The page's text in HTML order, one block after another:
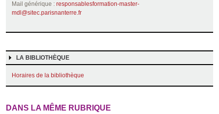
Mail générique : responsablesformation-master-
mdl@sitec.parisnanterre.fr
LA BIBLIOTHÈQUE
Horaires de la bibliothèque
DANS LA MÊME RUBRIQUE